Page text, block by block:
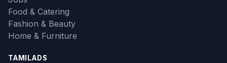
Food & Catering
Fashion & Beauty
Home & Furniture
TAMILADS